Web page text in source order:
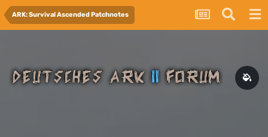
ARK: Survival Ascended Patchnotes